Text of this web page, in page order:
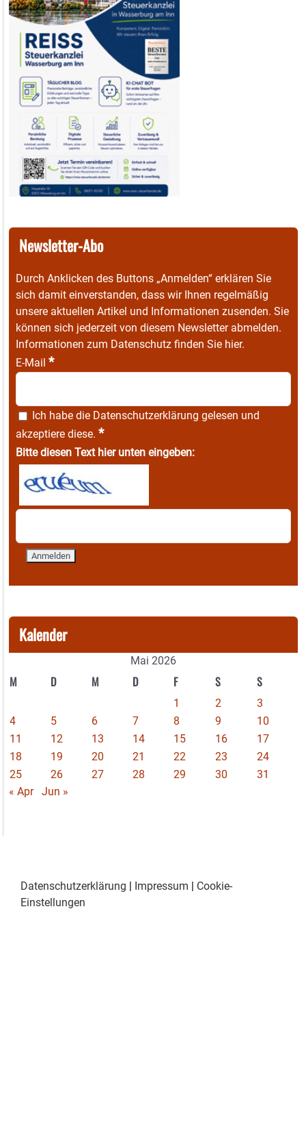
Newsletter-Abo
Durch Anklicken des Buttons „Anmelden“ erklären Sie
sich damit einverstanden, dass wir Ihnen regelmäßig
unsere aktuellen Artikel und Informationen zusenden. Sie
können sich jederzeit von diesem Newsletter abmelden.
Informationen zum Datenschutz finden Sie hier.
E-Mail *
Ich habe die Datenschutzerklärung gelesen und
akzeptiere diese. *
Bitte diesen Text hier unten eingeben:
Kalender
Mai 2026
M D M D F S S
1 2
3
4
5 6 7 8 9
10
11
12 13 14 15 16
17
18
19 20 21 22 23
24
25
26 27 28 29 30
31
« Apr
Jun »
Datenschutzerklärung | Impressum | Cookie-
Einstellungen